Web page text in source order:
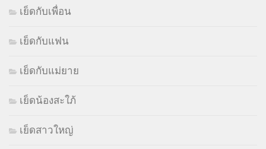
เย็ดกับเพื่อน
เย็ดกับแฟน
เย็ดกับแม่ยาย
เย็ดน้องสะใภ้
เย็ดสาวใหญ่